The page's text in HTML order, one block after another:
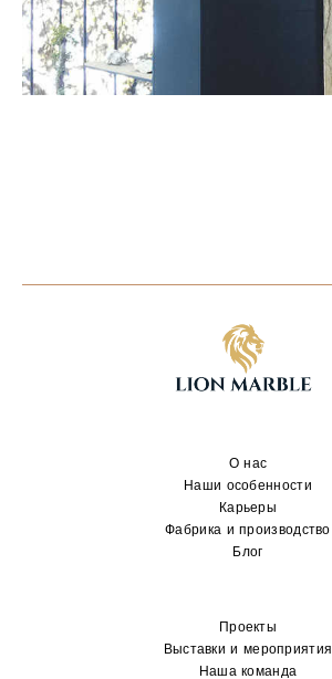
О нас
Наши особенности
Карьеры
Фабрика и производство
Блог
Проекты
Выставки и мероприятия
Наша команда